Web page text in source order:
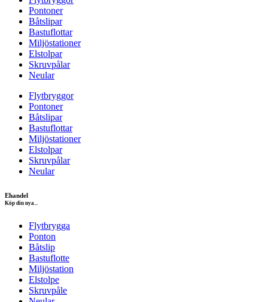
Pontoner
Båtslipar
Bastuflottar
Miljöstationer
Elstolpar
Skruvpålar
Neular
Flytbryggor
Pontoner
Båtslipar
Bastuflottar
Miljöstationer
Elstolpar
Skruvpålar
Neular
Ehandel
Köp din nya...
Flytbrygga
Ponton
Båtslip
Bastuflotte
Miljöstation
Elstolpe
Skruvpåle